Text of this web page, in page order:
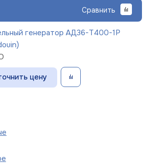
Сравнить
генератор АД36-Т400-1Р
цену